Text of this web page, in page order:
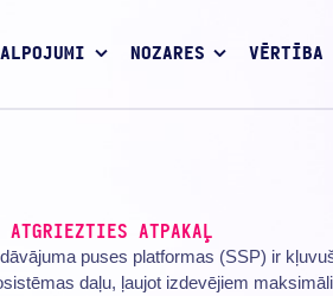
NOZARES VĒRTĪBA
ATGRIEZTIES ATPAKAĻ
puses platformas (SSP) ir
daļu, ļaujot izdevējiem